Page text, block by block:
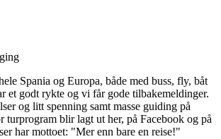
Spania og Europa, både med buss, fly, båt
et godt rykte og vi får gode tilbakemeldinger.
og litt spenning samt masse guiding på
turprogram blir lagt ut her, på Facebook og på
har mottoet: "Mer enn bare en reise!"